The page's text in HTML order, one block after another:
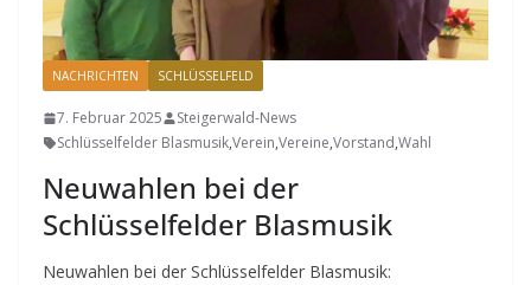
NACHRICHTEN SCHLÜSSELFELD
7. Februar 2025
Steigerwald-News
Schlüsselfelder Blasmusik,Verein,Vereine,Vorstand,Wahl
Neuwahlen bei der
Schlüsselfelder Blasmusik
Neuwahlen bei der Schlüsselfelder Blasmusik: